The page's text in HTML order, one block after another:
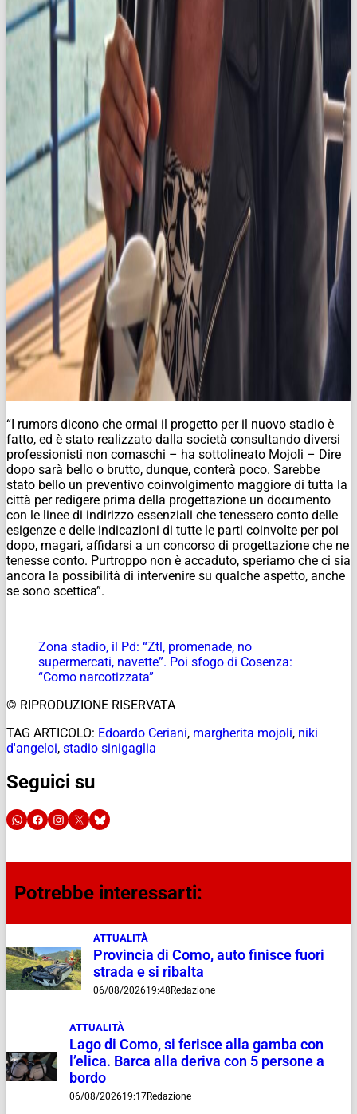
“I rumors dicono che ormai il progetto per il nuovo stadio è
fatto, ed è stato realizzato dalla società consultando diversi
professionisti non comaschi – ha sottolineato Mojoli – Dire
dopo sarà bello o brutto, dunque, conterà poco. Sarebbe
stato bello un preventivo coinvolgimento maggiore di tutta la
città per redigere prima della progettazione un documento
con le linee di indirizzo essenziali che tenessero conto delle
esigenze e delle indicazioni di tutte le parti coinvolte per poi
dopo, magari, affidarsi a un concorso di progettazione che ne
tenesse conto. Purtroppo non è accaduto, speriamo che ci sia
ancora la possibilità di intervenire su qualche aspetto, anche
se sono scettica”.
Zona stadio, il Pd: “Ztl, promenade, no
supermercati, navette”. Poi sfogo di Cosenza:
“Como narcotizzata”
© RIPRODUZIONE RISERVATA
TAG ARTICOLO: Edoardo Ceriani, margherita mojoli, niki
d'angeloi, stadio sinigaglia
Seguici su
Potrebbe interessarti:
ATTUALITÀ
Provincia di Como, auto finisce fuori
strada e si ribalta
06/08/202619:48 Redazione
ATTUALITÀ
Lago di Como, si ferisce alla gamba con
l’elica. Barca alla deriva con 5 persone a
bordo
06/08/202619:17Redazione